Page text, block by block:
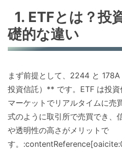
1. ETFとは？投
礎的な違い
まず前提として、2244 と
投資信託）** です。ETF は投
マーケットでリアルタイムに売
式のように取引所で売買でき、
や透明性の高さがメリットで
す。